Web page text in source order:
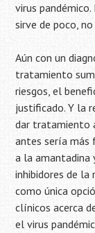
virus
sirve de poco,
Aún con un
tratamiento
riesgos, el
justificado. Y la
dar tratamiento
antes sería más
a la amantadina
inhibidores de la
como única
clínicos acerca
el virus